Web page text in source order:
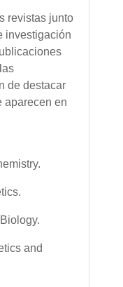
revistas junto
investigación
de destacar
aparecen en
and